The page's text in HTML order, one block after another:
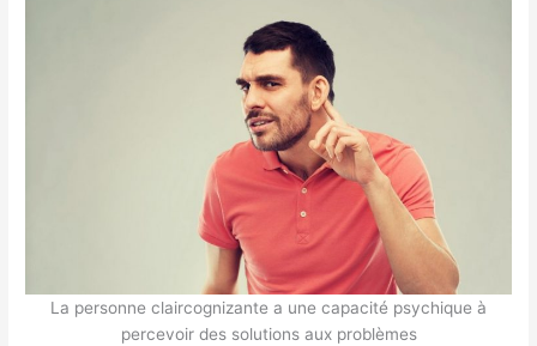
La personne claircognizante a une capacité psychique à
percevoir des solutions aux problèmes